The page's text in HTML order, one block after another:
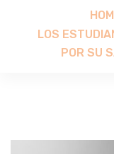
LOS
POR SU